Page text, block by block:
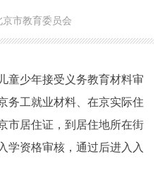
职能 政策服务
解读 回应关切
京市教育委员会
少年接受义务教育材料审
务工就业材料、在京实际住
市居住证，到居住地所在街
学资格审核，通过后进入入